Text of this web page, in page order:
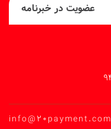
عضویت در خبرنامه
info@20payment.com